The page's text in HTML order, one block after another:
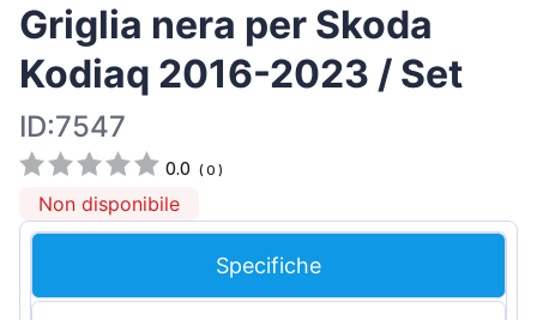
Griglia nera per Skoda
Kodiaq 2016-2023 / Set
ID:7547
0.0 (0 )
Non disponibile
Specifiche